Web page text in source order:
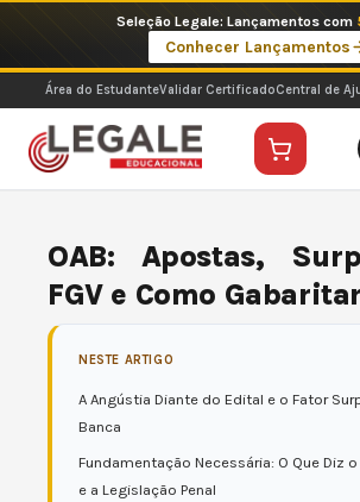
o
conteúdo
Imperdíveis no Pix: Pós Selecionadas a 199 reais
Ver ofertas
Área do EstudanteValidar CertificadoCentral de
OAB: Apostas,
FGV e Como Gabaritar
NESTE ARTIGO
A Angústia Diante do Edital e o Fator
Banca
Fundamentação Necessária: O Que Diz
e a Legislação Penal